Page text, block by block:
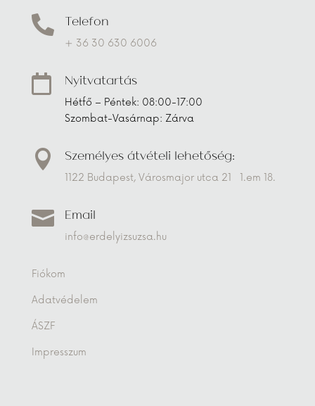
 Telefon
+ 36 30 630 6006
 Nyitvatartás
Hétfő – Péntek: 08:00-17:00
Szombat-Vasárnap: Zárva
 Személyes átvételi lehetőség:
1122 Budapest, Városmajor utca 21 1.em 18.
 Email
info@erdelyizsuzsa.hu
Fiókom
Adatvédelem
ÁSZF
Impresszum